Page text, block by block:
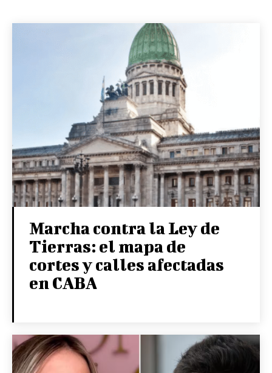
Marcha contra la Ley de
Tierras: el mapa de
cortes y calles afectadas
en CABA